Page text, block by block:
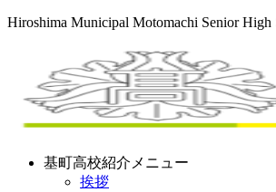
Hiroshima Municipal Motomachi Senior High
基町高校紹介メニュー
挨拶